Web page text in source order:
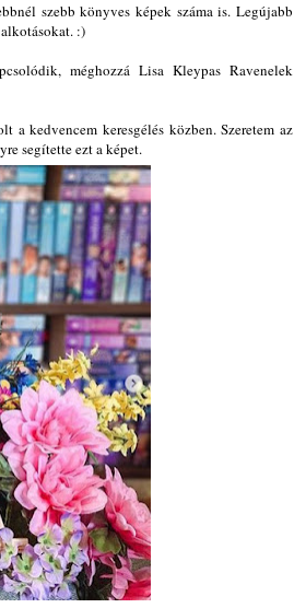
szebb könyves képek száma is. Legújabb
:)
méghozzá Lisa Kleypas Ravenelek
a kedvencem keresgélés közben. Szeretem az
segítette ezt a képet.